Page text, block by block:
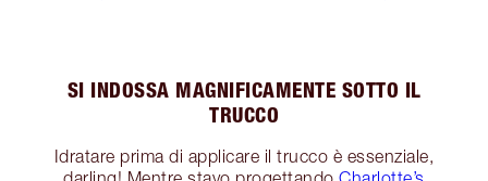
SI INDOSSA MAGNIFICAMENTE SOTTO IL
TRUCCO
Idratare prima di applicare il trucco è essenziale,